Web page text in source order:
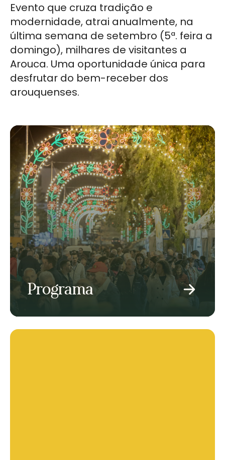
Evento que cruza tradição e
modernidade, atrai anualmente, na
última semana de setembro (5ª. feira a
domingo), milhares de visitantes a
Arouca. Uma oportunidade única para
desfrutar do bem-receber dos
arouquenses.
Programa